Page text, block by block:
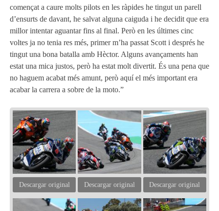
començat a caure molts pilots en les ràpides he tingut un parell
d’ensurts de davant, he salvat alguna caiguda i he decidit que era
millor intentar aguantar fins al final. Però en les últimes cinc
voltes ja no tenia res més, primer m’ha passat Scott i després he
tingut una bona batalla amb Hèctor. Alguns avançaments han
estat una mica justos, però ha estat molt divertit. És una pena que
no haguem acabat més amunt, però aquí el més important era
acabar la carrera a sobre de la moto.”
Descargar original Descargar original Descargar original